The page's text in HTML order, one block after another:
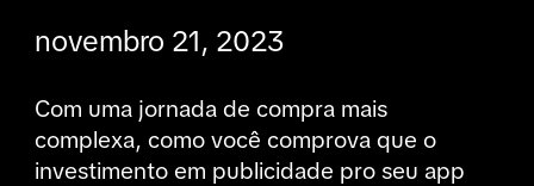
novembro 21, 2023
Com uma jornada de compra mais
complexa, como você comprova que o
investimento em publicidade pro seu app